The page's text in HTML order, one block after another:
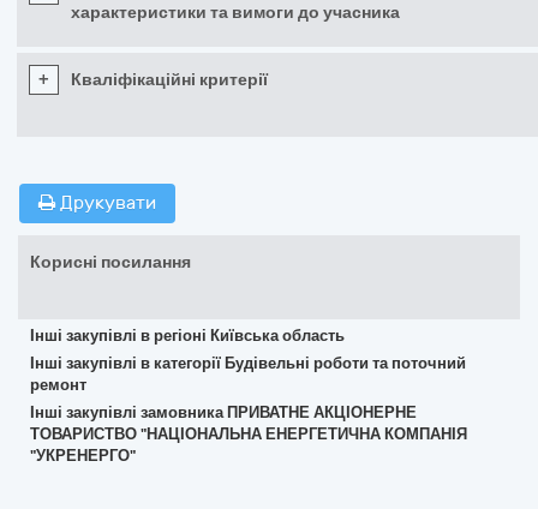
характеристики та вимоги до учасника
+ Кваліфікаційні критерії
Друкувати
Корисні посилання
Інші закупівлі в регіоні Київська область
Інші закупівлі в категорії Будівельні роботи та поточний
ремонт
Інші закупівлі замовника ПРИВАТНЕ АКЦІОНЕРНЕ
ТОВАРИСТВО "НАЦІОНАЛЬНА ЕНЕРГЕТИЧНА КОМПАНІЯ
"УКРЕНЕРГО"